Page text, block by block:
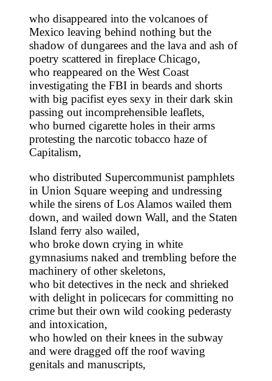
who disappeared into the volcanoes of
Mexico leaving behind nothing but the
shadow of dungarees and the lava and ash of
poetry scattered in fireplace Chicago,
who reappeared on the West Coast
investigating the FBI in beards and shorts
with big pacifist eyes sexy in their dark skin
passing out incomprehensible leaflets,
who burned cigarette holes in their arms
protesting the narcotic tobacco haze of
Capitalism,
who distributed Supercommunist pamphlets
in Union Square weeping and undressing
while the sirens of Los Alamos wailed them
down, and wailed down Wall, and the Staten
Island ferry also wailed,
who broke down crying in white
gymnasiums naked and trembling before the
machinery of other skeletons,
who bit detectives in the neck and shrieked
with delight in policecars for committing no
crime but their own wild cooking pederasty
and intoxication,
who howled on their knees in the subway
and were dragged off the roof waving
genitals and manuscripts,